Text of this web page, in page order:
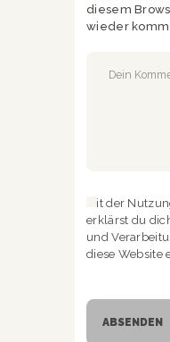
diesem
wieder
Mit der
erklärst du
und
diese Website